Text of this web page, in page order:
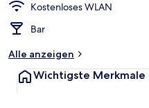
Kostenloses WLAN
Bar
Alle anzeigen
Wichtigste Merkmale